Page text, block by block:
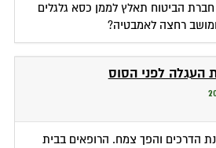
הביטוח תאלץ לממן כסא גלגלים
רחצה לאמבטיה?
העגלה לפני הסוס
הדרכים והפך צמח. הרופאים בבית